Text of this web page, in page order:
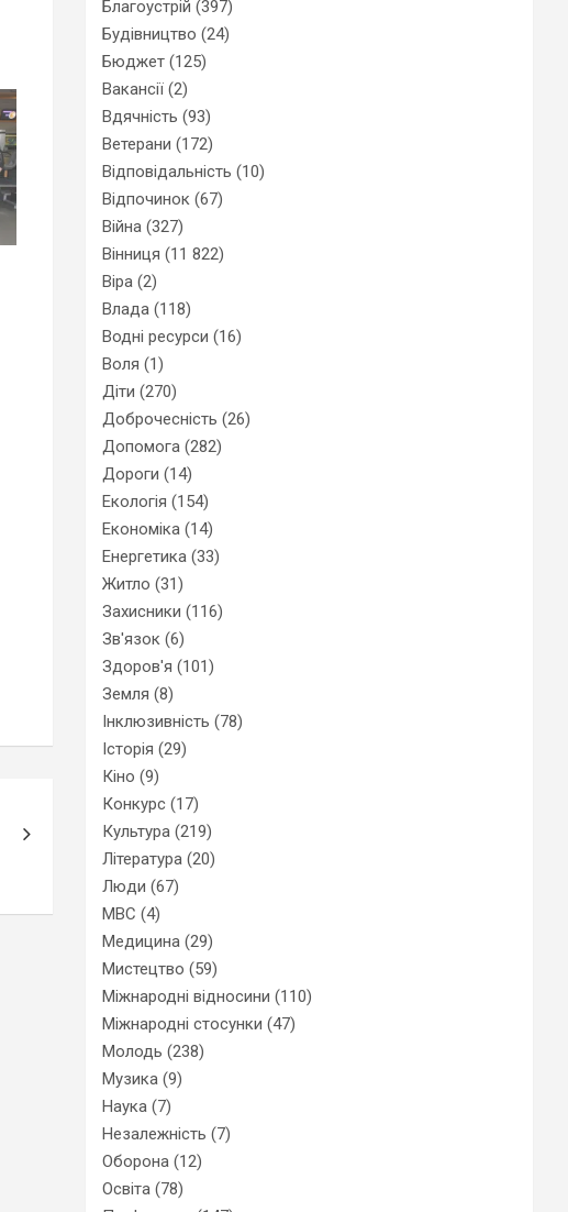
Благоустрій (397)
Будівництво (24)
Бюджет (125)
Вакансії (2)
Вдячність (93)
Ветерани (172)
Відповідальність (10)
Відпочинок (67)
Війна (327)
Вінниця (11 822)
Віра (2)
Влада (118)
Водні ресурси (16)
Воля (1)
Діти (270)
Доброчесність (26)
Допомога (282)
Дороги (14)
Екологія (154)
Економіка (14)
Енергетика (33)
Житло (31)
Захисники (116)
Зв'язок (6)
Здоров'я (101)
Земля (8)
Інклюзивність (78)
Історія (29)
Кіно (9)
Конкурс (17)
Культура (219)
Література (20)
Люди (67)
МВС (4)
Медицина (29)
Мистецтво (59)
Міжнародні відносини (110)
Міжнародні стосунки (47)
Молодь (238)
Музика (9)
Наука (7)
Незалежність (7)
Оборона (12)
Освіта (78)